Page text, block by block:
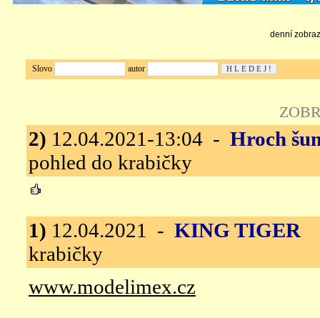
denní
Slovo autor
2) 12.04.2021-13:04 - Hroch
pohled do krabičky
1) 12.04.2021 - KING TIGER
krabičky
www.modelimex.cz